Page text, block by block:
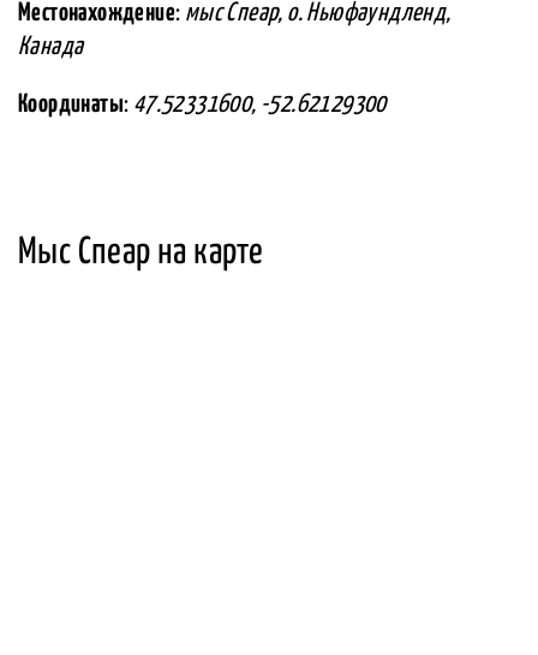
Местонахождение: мыс Спеар, о. Ньюфаундленд,
Канада
Координаты: 47.52331600, -52.62129300
Мыс Спеар на карте